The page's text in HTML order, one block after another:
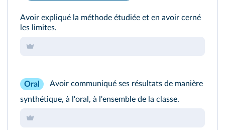
Avoir expliqué la méthode étudiée et en avoir cerné
les limites.
Oral
Avoir communiqué ses résultats de manière
synthétique, à l'oral, à l'ensemble de la classe.